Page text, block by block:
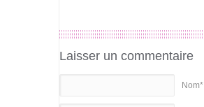
Laisser un commentaire
Nom*